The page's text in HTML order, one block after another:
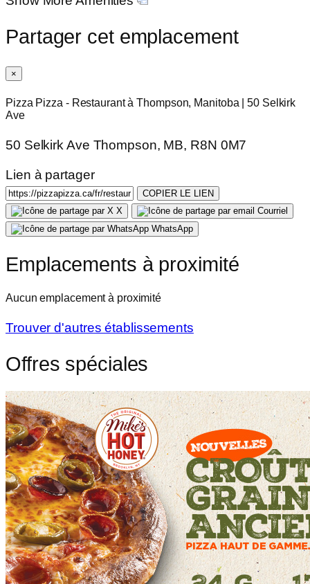
Partager cet emplacement
×
Pizza Pizza - Restaurant à Thompson, Manitoba | 50 Selkirk
Ave
50 Selkirk Ave Thompson, MB, R8N 0M7
Lien à partager
COPIER LE LIEN
X
Courriel
WhatsApp
Emplacements à proximité
Aucun emplacement à proximité
Trouver d'autres établissements
Offres spéciales